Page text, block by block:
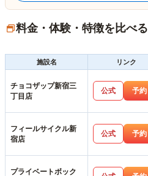
料金・体験・特徴を比べる
施設名
リンク
チョコザップ新宿三
丁目店
公式 予約
フィールサイクル新
宿店
公式 予約
プライベートボック